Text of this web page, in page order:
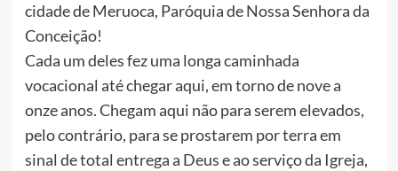
cidade de Meruoca, Paróquia de Nossa Senhora da
Conceição!
Cada um deles fez uma longa caminhada
vocacional até chegar aqui, em torno de nove a
onze anos. Chegam aqui não para serem elevados,
pelo contrário, para se prostarem por terra em
sinal de total entrega a Deus e ao serviço da Igreja,